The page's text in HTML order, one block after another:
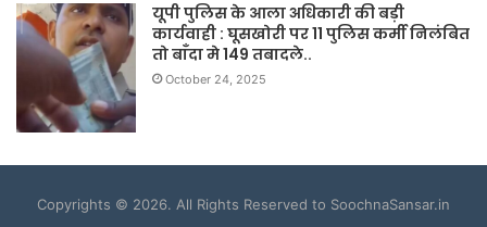
यूपी पुलिस के आला अधिकारी की बड़ी
कार्यवाही : घूसखोरी पर 11 पुलिस कर्मी निलंबित
तो बाँदा मे 149 तबादले..
October 24, 2025
Copyrights © 2026. All Rights Reserved to SoochnaSansar.in